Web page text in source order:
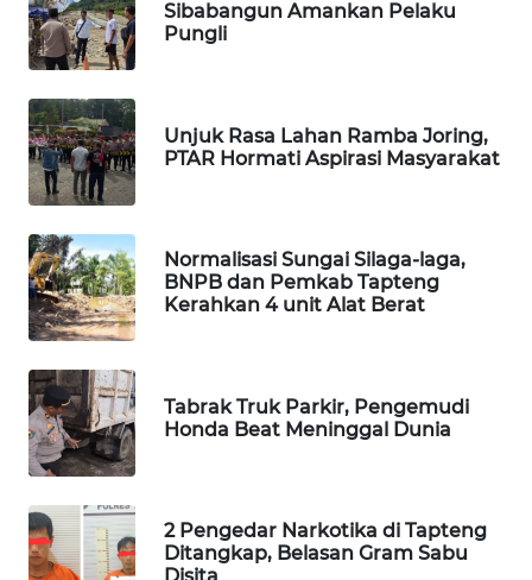
Sibabangun Amankan Pelaku
Pungli
Unjuk Rasa Lahan Ramba Joring,
PTAR Hormati Aspirasi Masyarakat
Normalisasi Sungai Silaga-laga,
BNPB dan Pemkab Tapteng
Kerahkan 4 unit Alat Berat
Tabrak Truk Parkir, Pengemudi
Honda Beat Meninggal Dunia
2 Pengedar Narkotika di Tapteng
Ditangkap, Belasan Gram Sabu
ID
MAWAKA
MARTABAT
NET
PLN
WATCH
MKLI
LPKKI
LKKI
KOPEKLIN